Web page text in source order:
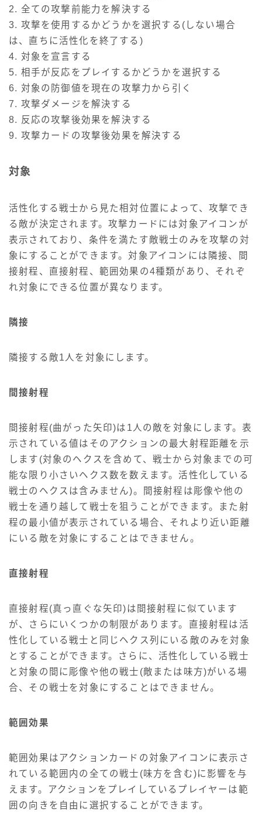
2. 全ての攻撃前能力を解決する
3. 攻撃を使用するかどうかを選択する(しない場合
は、直ちに活性化を終了する)
4. 対象を宣言する
5. 相手が反応をプレイするかどうかを選択する
6. 対象の防御値を現在の攻撃力から引く
7. 攻撃ダメージを解決する
8. 反応の攻撃後効果を解決する
9. 攻撃カードの攻撃後効果を解決する
対象
活性化する戦士から見た相対位置によって、攻撃でき
る敵が決定されます。攻撃カードには対象アイコンが
表示されており、条件を満たす敵戦士のみを攻撃の対
象にすることができます。対象アイコンには隣接、間
接射程、直接射程、範囲効果の4種類があり、それぞ
れ対象にできる位置が異なります。
隣接
隣接する敵1人を対象にします。
間接射程
間接射程(曲がった矢印)は1人の敵を対象にします。表
示されている値はそのアクションの最大射程距離を示
します(対象のヘクスを含めて、戦士から対象までの可
能な限り小さいヘクス数を数えます。活性化している
戦士のヘクスは含みません)。間接射程は彫像や他の
戦士を通り越して戦士を狙うことができます。また射
程の最小値が表示されている場合、それより近い距離
にいる敵を対象にすることはできません。
直接射程
直接射程(真っ直ぐな矢印)は間接射程に似ています
が、さらにいくつかの制限があります。直接射程は活
性化している戦士と同じヘクス列にいる敵のみを対象
とすることができます。さらに、活性化している戦士
と対象の間に彫像や他の戦士(敵または味方)がいる場
合、その戦士を対象にすることはできません。
範囲効果
範囲効果はアクションカードの対象アイコンに表示さ
れている範囲内の全ての戦士(味方を含む)に影響を与
えます。アクションをプレイしているプレイヤーは範
囲の向きを自由に選択することができます。